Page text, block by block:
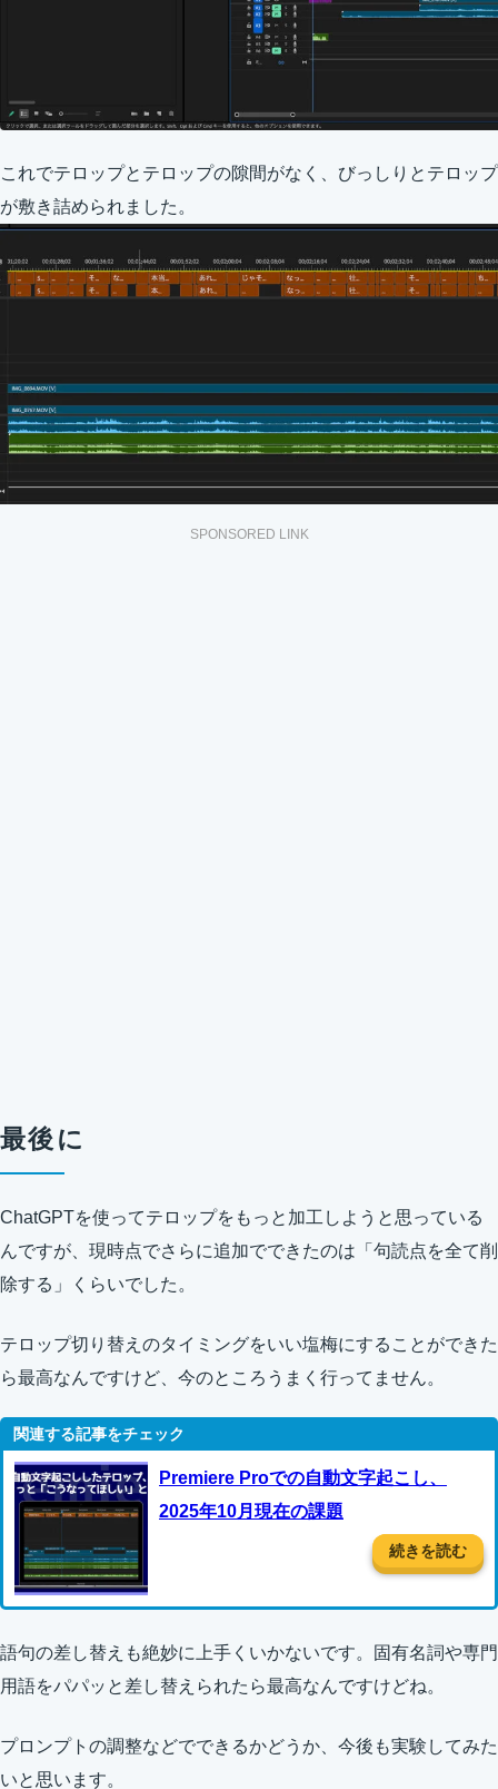
これでテロップとテロップの隙間がなく、びっしりとテロップ
が敷き詰められました。
SPONSORED LINK
最後に
ChatGPTを使ってテロップをもっと加工しようと思っている
んですが、現時点でさらに追加でできたのは「句読点を全て削
除する」くらいでした。
テロップ切り替えのタイミングをいい塩梅にすることができた
ら最高なんですけど、今のところうまく行ってません。
Premiere Proでの自動文字起こし、
2025年10月現在の課題
続きを読む
語句の差し替えも絶妙に上手くいかないです。固有名詞や専門
用語をパパッと差し替えられたら最高なんですけどね。
プロンプトの調整などでできるかどうか、今後も実験してみた
いと思います。